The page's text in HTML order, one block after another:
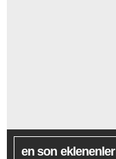
en son eklenenler